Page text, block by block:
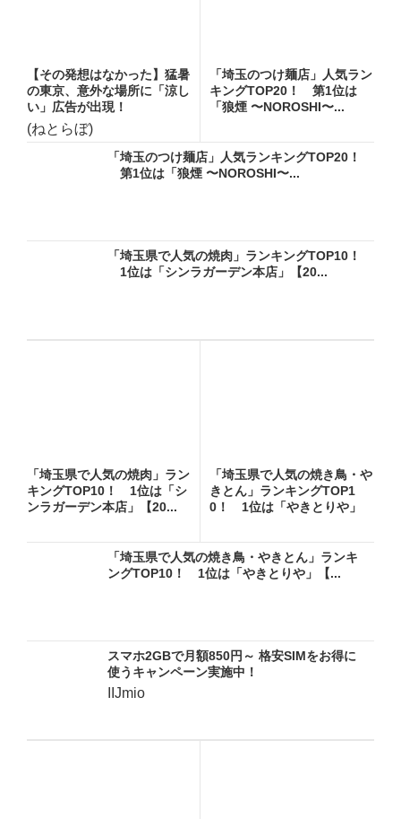
【その発想はなかった】猛暑
の東京、意外な場所に「涼し
い」広告が出現！
(ねとらぼ)
「埼玉のつけ麺店」人気ラン
キングTOP20！ 第1位は
「狼煙 〜NOROSHI〜...
「埼玉のつけ麺店」人気ランキングTOP20！
第1位は「狼煙 〜NOROSHI〜...
「埼玉県で人気の焼肉」ランキングTOP10！
1位は「シンラガーデン本店」【20...
「埼玉県で人気の焼肉」ラン
キングTOP10！ 1位は「シ
ンラガーデン本店」【20...
「埼玉県で人気の焼き鳥・や
きとん」ランキングTOP1
0！ 1位は「やきとりや」
「埼玉県で人気の焼き鳥・やきとん」ランキ
ングTOP10！ 1位は「やきとりや」【...
スマホ2GBで月額850円～ 格安SIMをお得に
使うキャンペーン実施中！
IIJmio